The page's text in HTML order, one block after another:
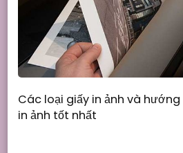
Các loại giấy in ảnh và
in ảnh tốt nhất